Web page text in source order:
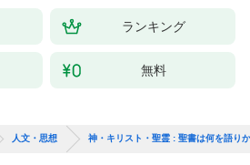
ランキング
無料
人文・思想 神・キリスト・聖霊 : 聖書は何を語り